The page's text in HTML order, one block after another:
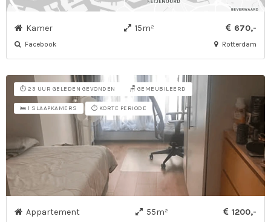
Kamer 15m² 670,-
Facebook Rotterdam
⏱️ 23 UUR GELEDEN GEVONDEN 🪑 GEMEUBILEERD
🛌 1 SLAAPKAMERS ⏱️ KORTE PERIODE
Appartement 55m² 1200,-